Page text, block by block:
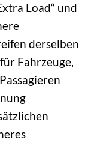
Load“ und
derselben
Fahrzeuge,